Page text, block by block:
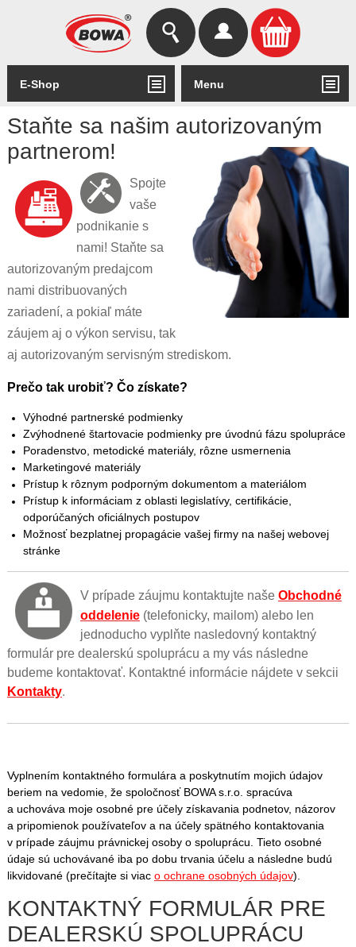
Hľadať Prihlásiť
Staňte sa našim autorizovaným
partnerom!
Spojte
vaše
podnikanie s
nami! Staňte sa
autorizovaným predajcom
nami distribuovaných
zariadení, a pokiaľ máte
záujem aj o výkon servisu, tak
aj autorizovaným servisným strediskom.
Prečo tak urobiť? Čo získate?
Výhodné partnerské podmienky
Zvýhodnené štartovacie podmienky pre úvodnú fázu spolupráce
Poradenstvo, metodické materiály, rôzne usmernenia
Marketingové materiály
Prístup k rôznym podporným dokumentom a materiálom
Prístup k informáciam z oblasti legislatívy, certifikácie,
odporúčaných oficiálnych postupov
Možnosť bezplatnej propagácie vašej firmy na našej webovej
stránke
V prípade záujmu kontaktujte naše Obchodné
oddelenie (telefonicky, mailom) alebo len
jednoducho vyplňte nasledovný kontaktný
formulár pre dealerskú spoluprácu a my vás následne
budeme kontaktovať. Kontaktné informácie nájdete v sekcii
Kontakty.
Vyplnením kontaktného formulára a poskytnutím mojich údajov
beriem na vedomie, že spoločnosť BOWA s.r.o. spracúva
a uchováva moje osobné pre účely získavania podnetov, názorov
a pripomienok používateľov a na účely spätného kontaktovania
v prípade záujmu právnickej osoby o spoluprácu. Tieto osobné
údaje sú uchovávané iba po dobu trvania účelu a následne budú
likvidované (prečítajte si viac o ochrane osobných údajov).
KONTAKTNÝ FORMULÁR PRE
DEALERSKÚ SPOLUPRÁCU
E-Shop Menu